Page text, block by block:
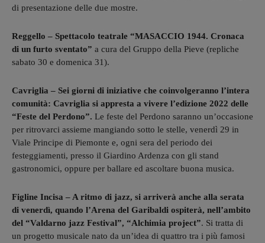
di presentazione delle due mostre.
Reggello – Spettacolo teatrale “MASACCIO 1944. Cronaca
di un furto sventato” a cura del Gruppo della Pieve (repliche
sabato 30 e domenica 31).
Cavriglia – Sei giorni di iniziative che coinvolgeranno l’intera
comunità: Cavriglia si appresta a vivere l’edizione 2022 delle
“Feste del Perdono”. Le feste del Perdono saranno un’occasione
per ritrovarci assieme mangiando sotto le stelle, venerdì 29 in
Viale Principe di Piemonte e, ogni sera del periodo dei
festeggiamenti, presso il Giardino Ardenza con gli stand
gastronomici, oppure per ballare ed ascoltare buona musica.
Figline Incisa – A ritmo di jazz, si arriverà anche alla serata
di venerdì, quando l’Arena del Garibaldi ospiterà, nell’ambito
del “Valdarno jazz Festival”, “Alchimia project”. Si tratta di
un progetto musicale nato da un’idea di quattro tra i più famosi